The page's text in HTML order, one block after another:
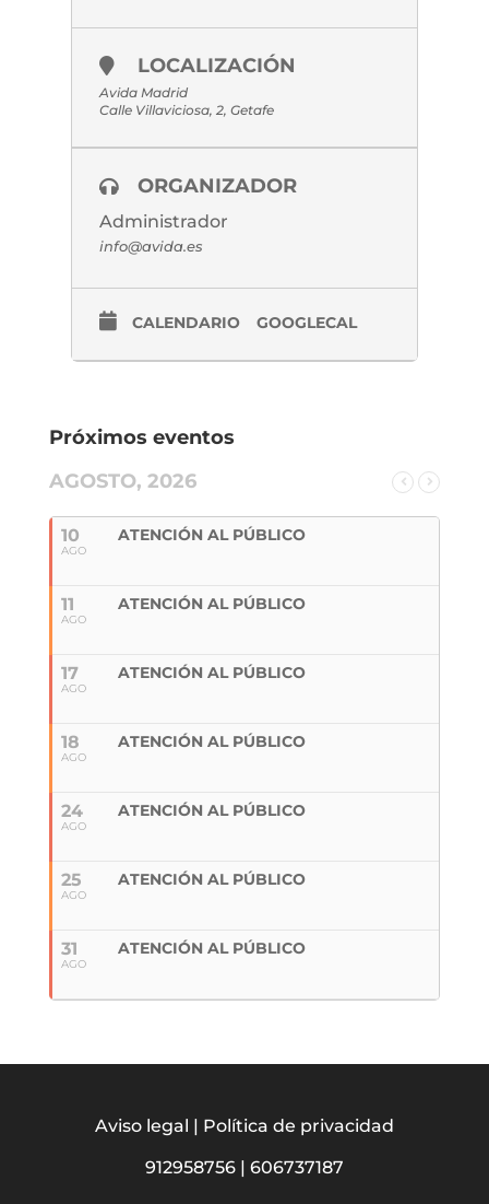
LOCALIZACIÓN
Avida Madrid
Calle Villaviciosa, 2, Getafe
ORGANIZADOR
Administrador
info@avida.es
CALENDARIO GOOGLECAL
Próximos eventos
AGOSTO, 2026
10
AGO
ATENCIÓN AL PÚBLICO
11
AGO
ATENCIÓN AL PÚBLICO
17
AGO
ATENCIÓN AL PÚBLICO
18
AGO
ATENCIÓN AL PÚBLICO
24
AGO
ATENCIÓN AL PÚBLICO
25
AGO
ATENCIÓN AL PÚBLICO
31
AGO
ATENCIÓN AL PÚBLICO
Aviso legal | Política de privacidad
912958756| 606737187